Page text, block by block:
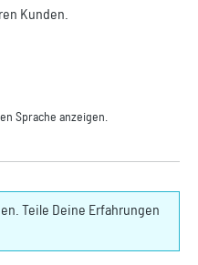
Kunden.
Sprache anzeigen.
Teile Deine Erfahrungen